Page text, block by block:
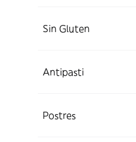
Sin Gluten
Antipasti
Postres